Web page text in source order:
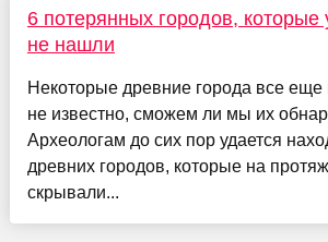
6 потерянных городов, которые
не нашли
Некоторые древние города все
не известно, сможем ли мы их
Археологам до сих пор удается
древних городов, которые на
скрывали...